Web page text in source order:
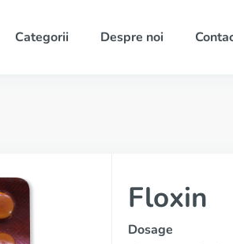
Categorii Despre noi
Floxin
Dosage